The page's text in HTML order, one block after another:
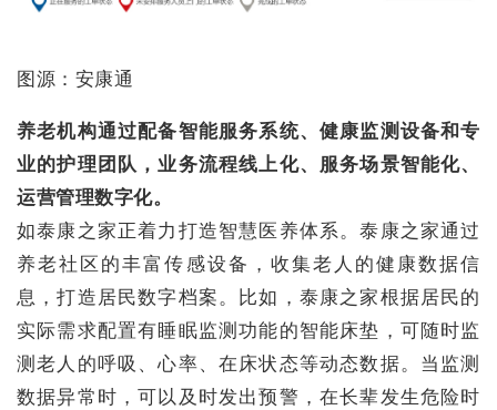
图源：安康通
养老机构通过配备智能服务系统、健康监测设备和专
业的护理团队，业务流程线上化、服务场景智能化、
运营管理数字化。
如泰康之家正着力打造智慧医养体系。泰康之家通过
养老社区的丰富传感设备，收集老人的健康数据信
息，打造居民数字档案。比如，泰康之家根据居民的
实际需求配置有睡眠监测功能的智能床垫，可随时监
测老人的呼吸、心率、在床状态等动态数据。当监测
数据异常时，可以及时发出预警，在长辈发生危险时